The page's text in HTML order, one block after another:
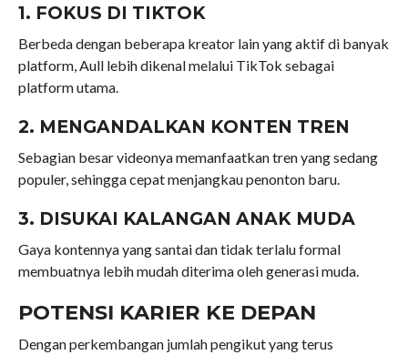
1. FOKUS DI TIKTOK
Berbeda dengan beberapa kreator lain yang aktif di banyak
platform, Aull lebih dikenal melalui TikTok sebagai
platform utama.
2. MENGANDALKAN KONTEN TREN
Sebagian besar videonya memanfaatkan tren yang sedang
populer, sehingga cepat menjangkau penonton baru.
3. DISUKAI KALANGAN ANAK MUDA
Gaya kontennya yang santai dan tidak terlalu formal
membuatnya lebih mudah diterima oleh generasi muda.
POTENSI KARIER KE DEPAN
Dengan perkembangan jumlah pengikut yang terus